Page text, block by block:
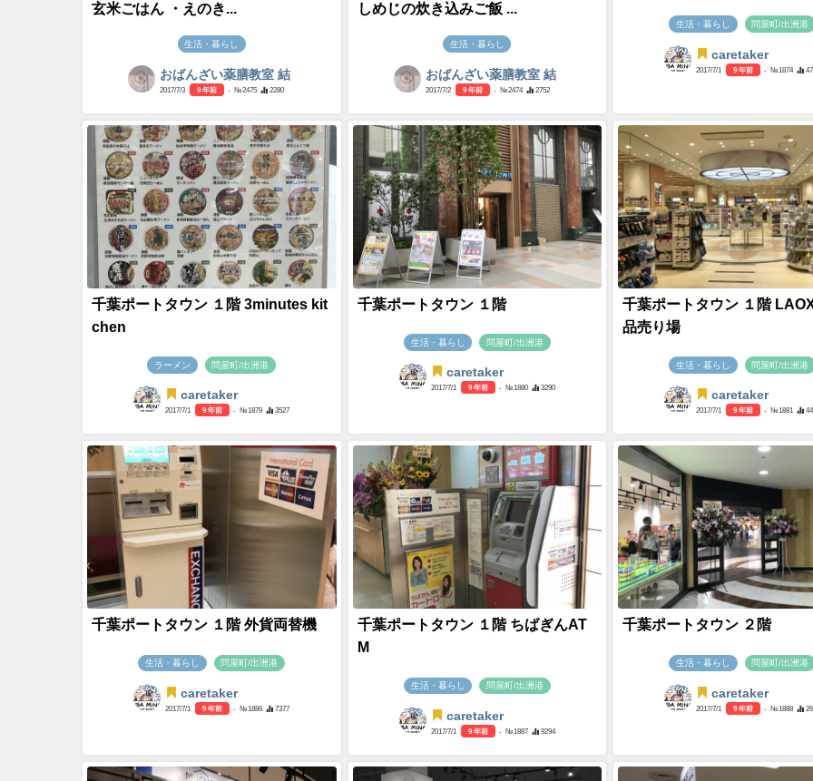
玄米ごはん ・えのき...
生活・暮らし
おばんざい薬膳教室 結
2017/7/3 9 年前 - №2475 2280
しめじの炊き込みご飯 ...
生活・暮らし
おばんざい薬膳教室 結
2017/7/2 9 年前 - №2474 2752
生活・暮らし 問屋町/出洲港
caretaker
2017/7/1 9 年前 - №1874
千葉ポートタウン １階 3minutes kit
chen
ラーメン 問屋町/出洲港
caretaker
2017/7/1 9 年前 - №1879 3527
千葉ポートタウン １階
生活・暮らし 問屋町/出洲港
caretaker
2017/7/1 9 年前 - №1880 3290
千葉ポートタウン １階
品売り場
生活・暮らし 問屋町/出洲港
caretaker
2017/7/1 9 年前 - №1881
千葉ポートタウン １階 外貨両替機
生活・暮らし 問屋町/出洲港
caretaker
2017/7/1 9 年前 - №1886 7377
千葉ポートタウン １階 ちばぎんAT
M
生活・暮らし 問屋町/出洲港
caretaker
2017/7/1 9 年前 - №1887 9294
千葉ポートタウン ２階
生活・暮らし 問屋町/出洲港
caretaker
2017/7/1 9 年前 - №1888